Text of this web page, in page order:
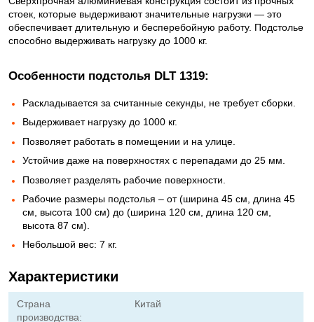
стоек, которые выдерживают значительные нагрузки — это
обеспечивает длительную и бесперебойную работу. Подстолье
способно выдерживать нагрузку до 1000 кг.
Особенности подстолья DLT 1319:​
Раскладывается за считанные секунды, не требует сборки.
Выдерживает нагрузку до 1000 кг.
Позволяет работать в помещении и на улице.
Устойчив даже на поверхностях с перепадами до 25 мм.
Позволяет разделять рабочие поверхности.
Рабочие размеры подстолья – от (ширина 45 см, длина 45
см, высота 100 см) до (ширина 120 см, длина 120 см,
высота 87 см).
Небольшой вес: 7 кг.
Характеристики
Страна
производства:
Китай